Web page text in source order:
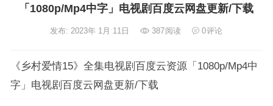
「1080p/Mp4中字」电视剧百度云网盘更新/下载
发布: 2023年 1月 11日 387阅读 0评论
《乡村爱情15》全集电视剧百度云资源「1080p/Mp4中
字」电视剧百度云网盘更新/下载